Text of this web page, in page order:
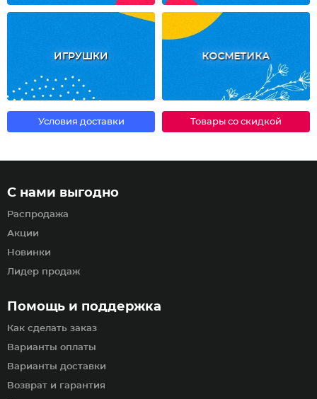
ИГРУШКИ КОСМЕТИКА
Условия доставки Товары со скидкой
Помощь и поддержка
Как сделать заказ
Варианты оплаты
Варианты доставки
Возврат и гарантия
С нами выгодно
Распродажа
Акции
Новинки
Лидер продаж